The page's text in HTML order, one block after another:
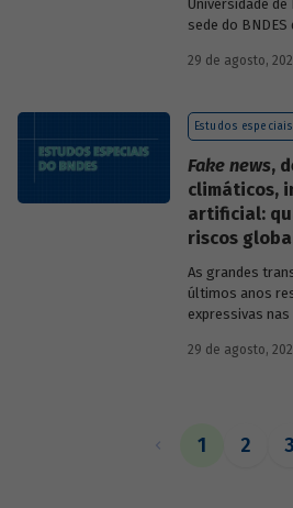
Universidade de
sede do
restauração da
mudanças
argumentos.
29 de agosto,
Estudos especiais
Fake news,
climáticos,
artificial:
riscos
As grandes
últimos anos
expressivas
dos riscos
29 de agosto,
1 2 3